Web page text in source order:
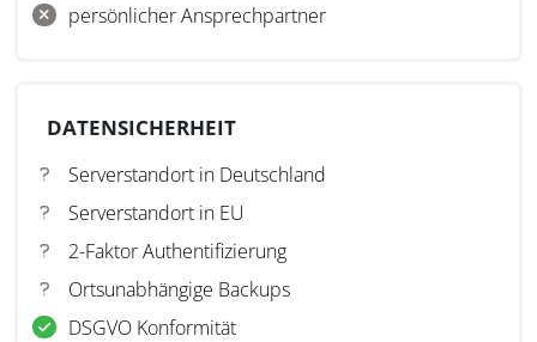
persönlicher Ansprechpartner
DATENSICHERHEIT
Serverstandort in Deutschland
Serverstandort in EU
2-Faktor Authentifizierung
Ortsunabhängige Backups
DSGVO Konformität